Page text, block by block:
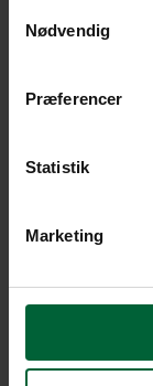
Nødvendig
Præferencer
Statistik
Marketing